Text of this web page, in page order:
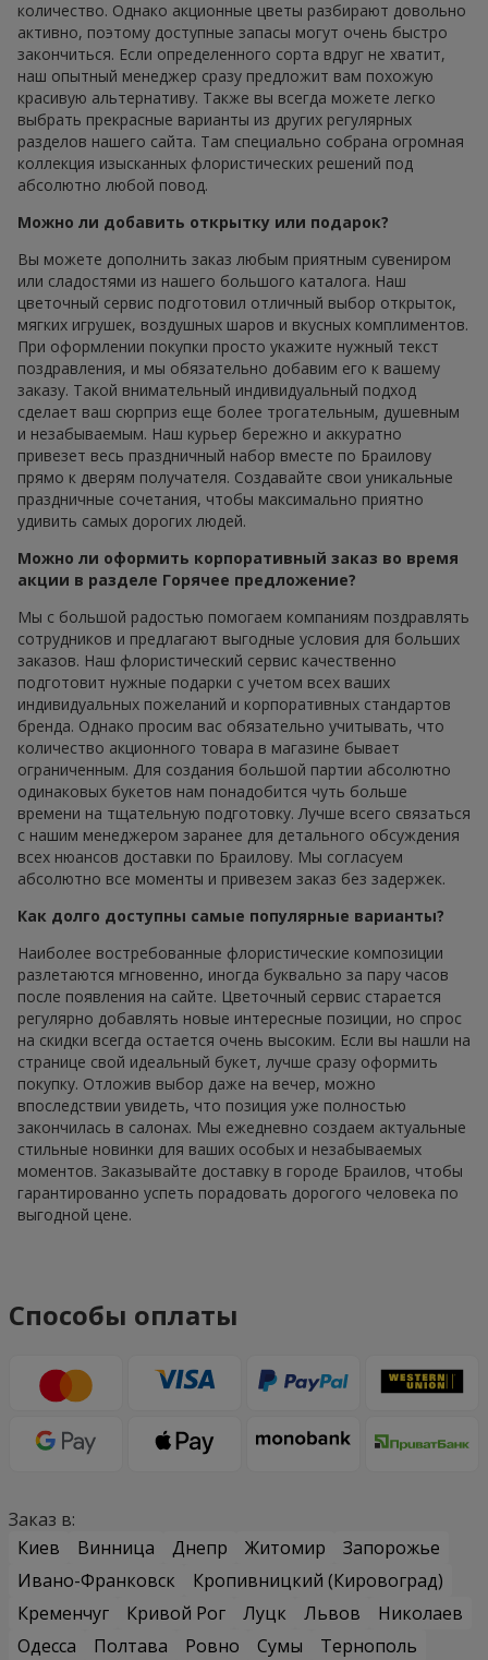
количество. Однако акционные цветы разбирают довольно
активно, поэтому доступные запасы могут очень быстро
закончиться. Если определенного сорта вдруг не хватит,
наш опытный менеджер сразу предложит вам похожую
красивую альтернативу. Также вы всегда можете легко
выбрать прекрасные варианты из других регулярных
разделов нашего сайта. Там специально собрана огромная
коллекция изысканных флористических решений под
абсолютно любой повод.
Можно ли добавить открытку или подарок?
Вы можете дополнить заказ любым приятным сувениром
или сладостями из нашего большого каталога. Наш
цветочный сервис подготовил отличный выбор открыток,
мягких игрушек, воздушных шаров и вкусных комплиментов.
При оформлении покупки просто укажите нужный текст
поздравления, и мы обязательно добавим его к вашему
заказу. Такой внимательный индивидуальный подход
сделает ваш сюрприз еще более трогательным, душевным
и незабываемым. Наш курьер бережно и аккуратно
привезет весь праздничный набор вместе по Браилову
прямо к дверям получателя. Создавайте свои уникальные
праздничные сочетания, чтобы максимально приятно
удивить самых дорогих людей.
Можно ли оформить корпоративный заказ во время
акции в разделе Горячее предложение?
Мы с большой радостью помогаем компаниям поздравлять
сотрудников и предлагают выгодные условия для больших
заказов. Наш флористический сервис качественно
подготовит нужные подарки с учетом всех ваших
индивидуальных пожеланий и корпоративных стандартов
бренда. Однако просим вас обязательно учитывать, что
количество акционного товара в магазине бывает
ограниченным. Для создания большой партии абсолютно
одинаковых букетов нам понадобится чуть больше
времени на тщательную подготовку. Лучше всего связаться
с нашим менеджером заранее для детального обсуждения
всех нюансов доставки по Браилову. Мы согласуем
абсолютно все моменты и привезем заказ без задержек.
Как долго доступны самые популярные варианты?
Наиболее востребованные флористические композиции
разлетаются мгновенно, иногда буквально за пару часов
после появления на сайте. Цветочный сервис старается
регулярно добавлять новые интересные позиции, но спрос
на скидки всегда остается очень высоким. Если вы нашли на
странице свой идеальный букет, лучше сразу оформить
покупку. Отложив выбор даже на вечер, можно
впоследствии увидеть, что позиция уже полностью
закончилась в салонах. Мы ежедневно создаем актуальные
стильные новинки для ваших особых и незабываемых
моментов. Заказывайте доставку в городе Браилов, чтобы
гарантированно успеть порадовать дорогого человека по
выгодной цене.
Способы оплаты
Заказ в:
Киев
Винница Днепр Житомир
Запорожье
Ивано-Франковск
Кропивницкий (Кировоград)
Кременчуг
Кривой Рог Луцк Львов
Николаев
Одесса
Полтава Ровно Сумы
Тернополь